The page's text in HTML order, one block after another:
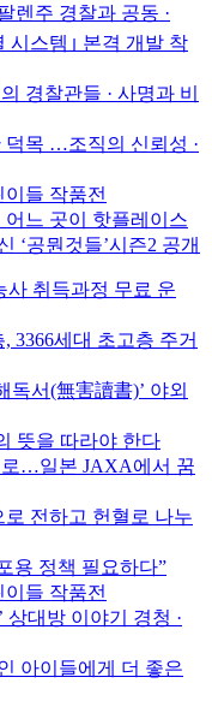
렌주 경찰과 공동 ·
시스템｣ 본격 개발 착
경찰관들 · 사명과 비
덕목 …조직의 신뢰성 ·
들 작품전
느 곳이 핫플레이스
‘공뭔것들’시즌2 공개
사 취득과정 무료 운
3366세대 초고층 주거
서(無害讀書)’ 야외
뜻을 따라야 한다
로…일본 JAXA에서 꿈
전하고 헌혈로 나누
용 정책 필요하다”
들 작품전
대방 이야기 경청 ·
아이들에게 더 좋은